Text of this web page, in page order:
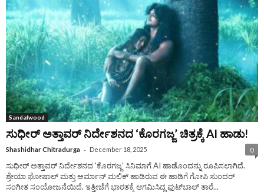
Sandalwood
ಸುಧೀರ್‌ ಅತ್ತಾವರ್‌ ನಿರ್ದೇಶನದ ‘ಕೊರಗಜ್ಜ’ ಚಿತ್ರಕ್ಕೆ AI ಹಾಡು!
Shashidhar Chitradurga - December 18, 2025 0
ಸುಧೀರ್‌ ಅತ್ತಾವರ್‌ ನಿರ್ದೇಶನದ 'ಕೊರಗಜ್ಜ' ಸಿನಿಮಾಗೆ AI ಹಾಡೊಂದನ್ನು ರೂಪಿಸಲಾಗಿದೆ.
ಶ್ರೇಯಾ ಘೋಷಾಲ್‌ ಮತ್ತು ಅರ್ಮಾನ್‌ ಮಲಿಕ್‌ ಹಾಡಿರುವ ಈ ಹಾಡಿಗೆ ಗೋಪಿ ಸುಂದರ್‌
ಸಂಗೀತ ಸಂಯೋಜನೆಯಿದೆ. ಇತ್ತೀಚೆಗೆ ಭಾರತಕ್ಕೆ ಆಗಮಿಸಿದ್ದ ಫುಟ್‌ಬಾಲ್‌ ತಾರೆ...